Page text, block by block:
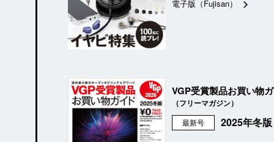
電子版（Fujisan）
VGP受賞製品お買い物
（フリーマガジン）
最新号 2025年冬